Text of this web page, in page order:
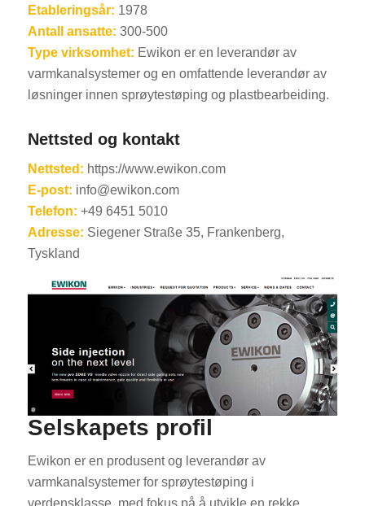
Etableringsår: 1978
Antall ansatte: 300-500
Type virksomhet: Ewikon er en leverandør av
varmkanalsystemer og en omfattende leverandør av
løsninger innen sprøytestøping og plastbearbeiding.
Nettsted og kontakt
Nettsted: https://www.ewikon.com
E-post: info@ewikon.com
Telefon: +49 6451 5010
Adresse: Siegener Straße 35, Frankenberg,
Tyskland
Selskapets profil
Ewikon er en produsent og leverandør av
varmkanalsystemer for sprøytestøping i